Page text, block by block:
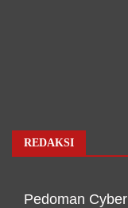
REDAKSI
Pedoman Cyber